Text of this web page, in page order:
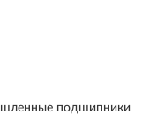
подшипники